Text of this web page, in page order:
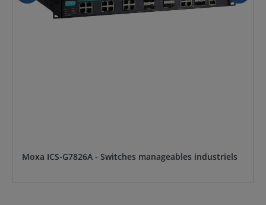
Moxa ICS-G7826A - Switches manageables industriels